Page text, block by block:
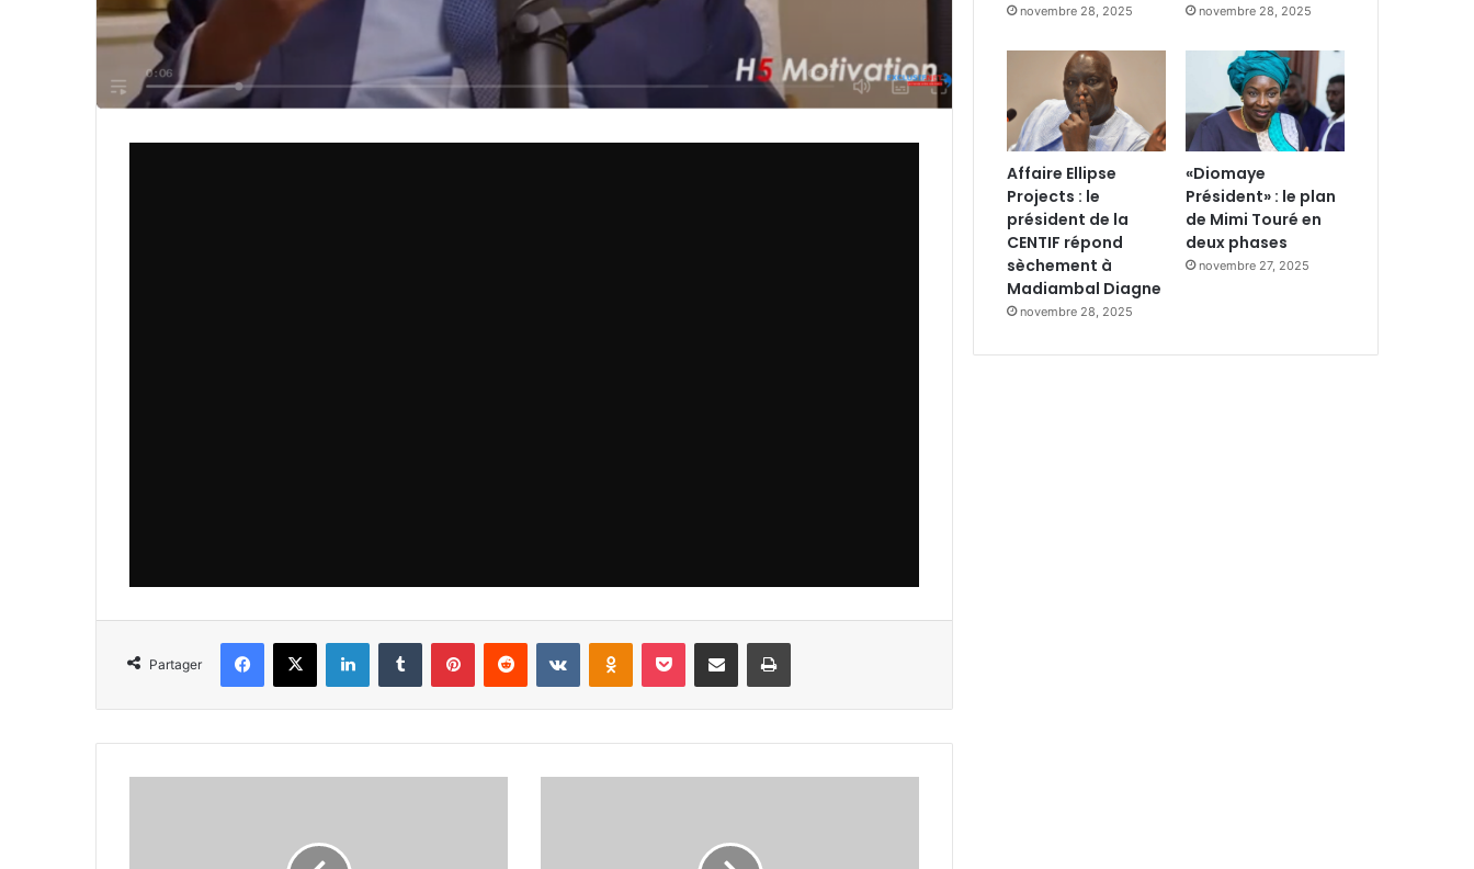
Partager
Facebook
X LinkedinTumblr PinterestReddit VKontakteOdnoklassniki
Pocket Partager par email Imprimer
novembre 28, 2025 novembre 28, 2025
Affaire Ellipse
Projects : le
président de la
CENTIF répond
sèchement à
Madiambal Diagne
novembre 28, 2025
«Diomaye
Président» : le plan
de Mimi Touré en
deux phases
novembre 27, 2025